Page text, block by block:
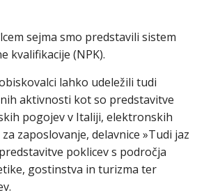
sejma smo predstavili sistem
kvalifikacije (NPK).
lahko udeležili tudi
aktivnosti kot so predstavitve
pogojev v Italiji, elektronskih
zaposlovanje, delavnice »Tudi jaz
poklicev s področja
gostinstva in turizma ter